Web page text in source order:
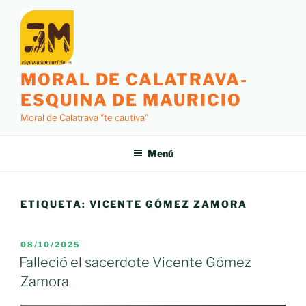
contenido
MORAL DE CALATRAVA-
ESQUINA DE MAURICIO
Moral de Calatrava "te cautiva"
Menú
ETIQUETA: VICENTE GÓMEZ ZAMORA
PUBLICADO
EL
08/10/2025
Falleció el sacerdote Vicente Gómez
Zamora